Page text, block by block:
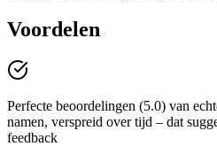
Voordelen
Perfecte beoordelingen (5.0) van
namen, verspreid over tijd – dat
feedback